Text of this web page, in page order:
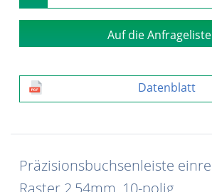
Auf die Anfrageliste
Datenblatt
Präzisionsbuchsenleiste
Raster 2,54mm, 10-polig